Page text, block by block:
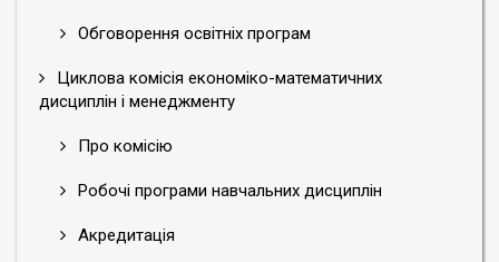
Обговорення освітніх програм
Циклова комісія економіко-математичних
дисциплін і менеджменту
Про комісію
Робочі програми навчальних дисциплін
Акредитація